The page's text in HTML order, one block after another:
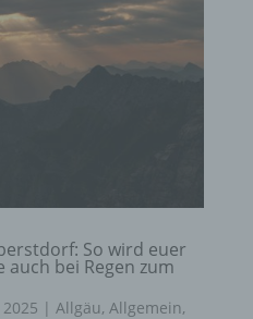
So wird euer
bei Regen zum
| Allgäu, Allgemein,